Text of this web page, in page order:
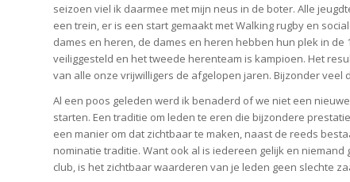
seizoen viel ik daarmee met mijn neus in de boter. Alle
een trein, er is een start gemaakt met Walking rugby en
dames en heren, de dames en heren hebben hun plek in de
veiliggesteld en het tweede herenteam is kampioen. Het
van alle onze vrijwilligers de afgelopen jaren. Bijzonder veel
Al een poos geleden werd ik benaderd of we niet een
starten. Een traditie om leden te eren die bijzondere
een manier om dat zichtbaar te maken, naast de reeds
nominatie traditie. Want ook al is iedereen gelijk en niemand
club, is het zichtbaar waarderen van je leden geen slechte